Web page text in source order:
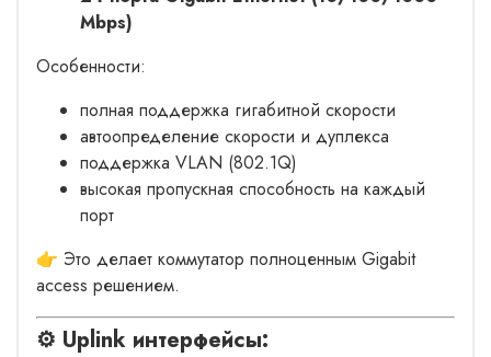
Mbps)
Особенности:
полная поддержка гигабитной скорости
автоопределение скорости и дуплекса
поддержка VLAN (802.1Q)
высокая пропускная способность на каждый
порт
👉 Это делает коммутатор полноценным Gigabit
access решением.
⚙️ Uplink интерфейсы: